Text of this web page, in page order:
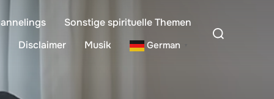
Sonstige spirituelle Themen
Disclaimer Musik German
Suchen